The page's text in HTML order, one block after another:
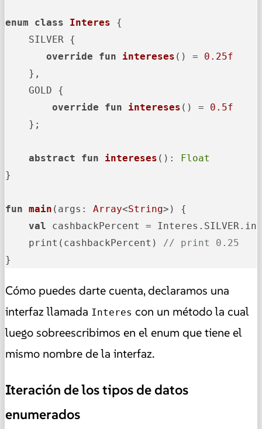
enum class Interes {
    SILVER {
override
fun intereses () = 0.25f
    },
    GOLD {
override
fun intereses () = 0.5f
    };
abstract fun intereses () : Float
}
fun main (args: Array<String>)
{
val cashbackPercent =
    print(cashbackPercent)
// print 0.25
}
Cómo puedes darte cuenta, declaramos una
interfaz llamada Interes con un método la cual
luego sobreescribimos en el enum que tiene el
mismo nombre de la interfaz.
Iteración de los tipos de datos
enumerados